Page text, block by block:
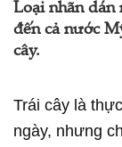
Loại nhãn dán
đến cả nước
cây.
Trái cây là
ngày, nhưng